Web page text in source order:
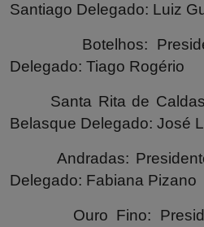
Santiago Delegado: Luiz
Botelhos:
Delegado: Tiago Rogério
Santa Rita de
Belasque Delegado: José
Andradas:
Delegado: Fabiana Pizano
Ouro Fino: